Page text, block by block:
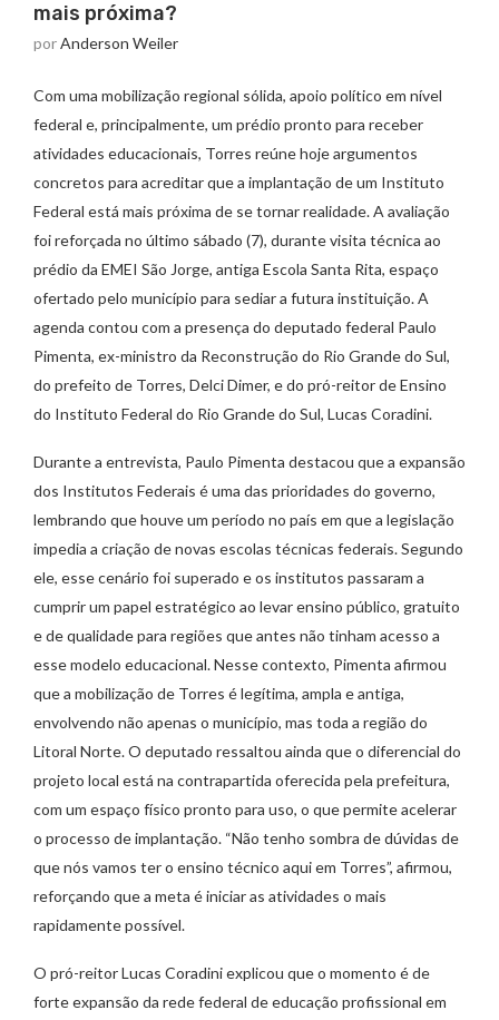
mais próxima?
porAnderson Weiler
Com uma mobilização regional sólida, apoio político em nível
federal e, principalmente, um prédio pronto para receber
atividades educacionais, Torres reúne hoje argumentos
concretos para acreditar que a implantação de um Instituto
Federal está mais próxima de se tornar realidade. A avaliação
foi reforçada no último sábado (7), durante visita técnica ao
prédio da EMEI São Jorge, antiga Escola Santa Rita, espaço
ofertado pelo município para sediar a futura instituição. A
agenda contou com a presença do deputado federal Paulo
Pimenta, ex-ministro da Reconstrução do Rio Grande do Sul,
do prefeito de Torres, Delci Dimer, e do pró-reitor de Ensino
do Instituto Federal do Rio Grande do Sul, Lucas Coradini.
Durante a entrevista, Paulo Pimenta destacou que a expansão
dos Institutos Federais é uma das prioridades do governo,
lembrando que houve um período no país em que a legislação
impedia a criação de novas escolas técnicas federais. Segundo
ele, esse cenário foi superado e os institutos passaram a
cumprir um papel estratégico ao levar ensino público, gratuito
e de qualidade para regiões que antes não tinham acesso a
esse modelo educacional. Nesse contexto, Pimenta afirmou
que a mobilização de Torres é legítima, ampla e antiga,
envolvendo não apenas o município, mas toda a região do
Litoral Norte. O deputado ressaltou ainda que o diferencial do
projeto local está na contrapartida oferecida pela prefeitura,
com um espaço físico pronto para uso, o que permite acelerar
o processo de implantação. “Não tenho sombra de dúvidas de
que nós vamos ter o ensino técnico aqui em Torres”, afirmou,
reforçando que a meta é iniciar as atividades o mais
rapidamente possível.
O pró-reitor Lucas Coradini explicou que o momento é de
forte expansão da rede federal de educação profissional em